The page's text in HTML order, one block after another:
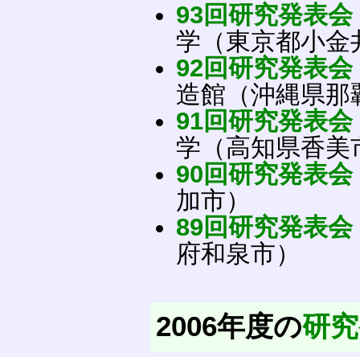
93回研究発表会
学（東京都小金
92回研究発表会
造館（沖縄県那
91回研究発表会
学（高知県香美
90回研究発表会
加市）
89回研究発表会
府和泉市）
2006年度の研